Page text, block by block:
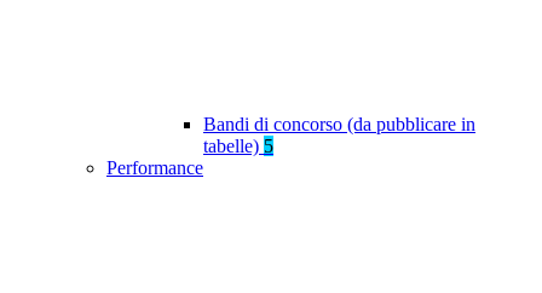
Bandi di concorso (da pubblicare in
tabelle) 5
Performance